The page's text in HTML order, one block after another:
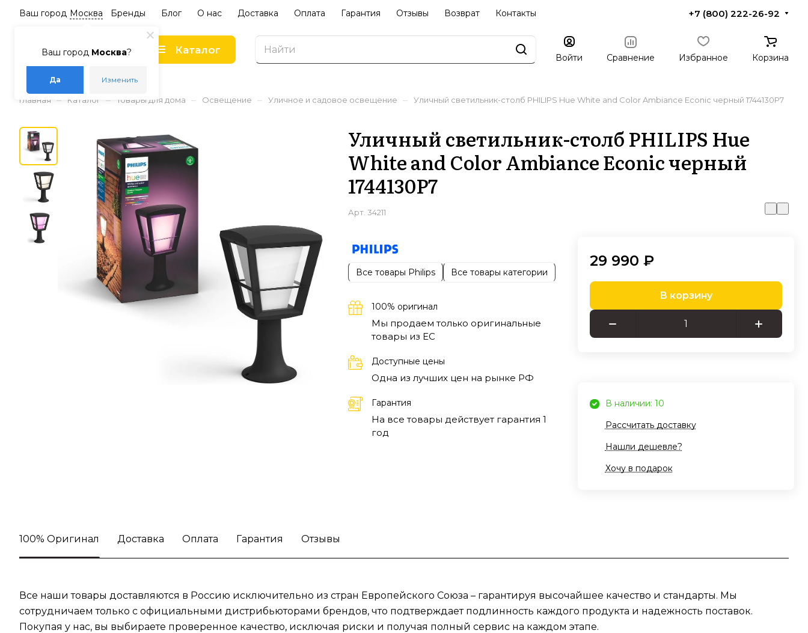
Ваш город Москва?
Да Изменить
Ваш город Москва Бренды Блог О нас Доставка Оплата Гарантия Отзывы Возврат Контакты +7 (800) 222-26-92
Каталог
Войти Сравнение Избранное Корзина
Главная – Каталог – Товары для дома – Освещение – Уличное и садовое освещение – Уличный светильник-столб PHILIPS Hue White and Color Ambiance Econic черный 1744130P7
Уличный светильник-столб PHILIPS Hue
White and Color Ambiance Econic черный
1744130P7
Арт. 34211
Все товары Philips Все товары категории
100% оригинал
Мы продаем только оригинальные
товары из EC
Доступные цены
Одна из лучших цен на рынке РФ
Гарантия
На все товары действует гарантия 1
год
29 990 ₽
В корзину
В наличии: 10
Рассчитать доставку
Нашли дешевле?
Хочу в подарок
100% Оригинал Доставка Оплата Гарантия Отзывы
Все наши товары доставляются в Россию исключительно из стран Европейского Союза – гарантируя высочайшее качество и стандарты. Мы
сотрудничаем только с официальными дистрибьюторами брендов, что подтверждает подлинность каждого продукта и надежность поставок.
Покупая у нас, вы выбираете проверенное качество, исключая риски и получая полный сервис на каждом этапе.